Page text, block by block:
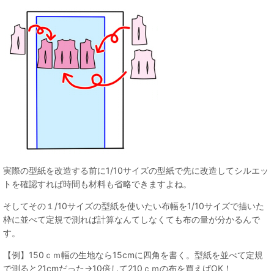
実際の型紙を改造する前に1/10サイズの型紙で先に改造してシルエッ
トを確認すれば時間も材料も省略できますよね。
そしてその１/10サイズの型紙を使いたい布幅を1/10サイズで描いた
枠に並べて定規で測れば計算なんてしなくても布の量が分かるんで
す。
【例】150ｃｍ幅の生地なら15cmに四角を書く。型紙を並べて定規
で測ると21cmだった→10倍して210ｃｍの布を買えばOK！